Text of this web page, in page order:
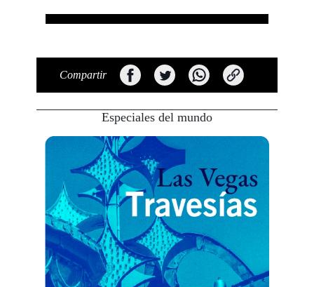
Compartir
Especiales del mundo